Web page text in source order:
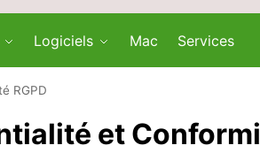
Logiciels Mac Services
RGPD
et